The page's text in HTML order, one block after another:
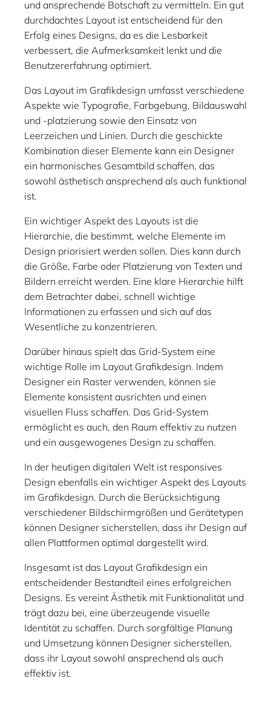
und ansprechende Botschaft zu vermitteln. Ein gut
durchdachtes Layout ist entscheidend für den
Erfolg eines Designs, da es die Lesbarkeit
verbessert, die Aufmerksamkeit lenkt und die
Benutzererfahrung optimiert.
Das Layout im Grafikdesign umfasst verschiedene
Aspekte wie Typografie, Farbgebung, Bildauswahl
und -platzierung sowie den Einsatz von
Leerzeichen und Linien. Durch die geschickte
Kombination dieser Elemente kann ein Designer
ein harmonisches Gesamtbild schaffen, das
sowohl ästhetisch ansprechend als auch funktional
ist.
Ein wichtiger Aspekt des Layouts ist die
Hierarchie, die bestimmt, welche Elemente im
Design priorisiert werden sollen. Dies kann durch
die Größe, Farbe oder Platzierung von Texten und
Bildern erreicht werden. Eine klare Hierarchie hilft
dem Betrachter dabei, schnell wichtige
Informationen zu erfassen und sich auf das
Wesentliche zu konzentrieren.
Darüber hinaus spielt das Grid-System eine
wichtige Rolle im Layout Grafikdesign. Indem
Designer ein Raster verwenden, können sie
Elemente konsistent ausrichten und einen
visuellen Fluss schaffen. Das Grid-System
ermöglicht es auch, den Raum effektiv zu nutzen
und ein ausgewogenes Design zu schaffen.
In der heutigen digitalen Welt ist responsives
Design ebenfalls ein wichtiger Aspekt des Layouts
im Grafikdesign. Durch die Berücksichtigung
verschiedener Bildschirmgrößen und Gerätetypen
können Designer sicherstellen, dass ihr Design auf
allen Plattformen optimal dargestellt wird.
Insgesamt ist das Layout Grafikdesign ein
entscheidender Bestandteil eines erfolgreichen
Designs. Es vereint Ästhetik mit Funktionalität und
trägt dazu bei, eine überzeugende visuelle
Identität zu schaffen. Durch sorgfältige Planung
und Umsetzung können Designer sicherstellen,
dass ihr Layout sowohl ansprechend als auch
effektiv ist.